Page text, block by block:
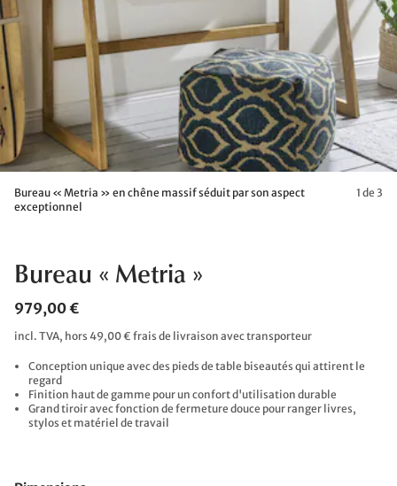
Bureau « Metria » en chêne massif séduit par son aspect
exceptionnel
1 de 3
Bureau « Metria »
979,00 €
incl. TVA, hors 49,00 € frais de livraison avec transporteur
Conception unique avec des pieds de table biseautés qui attirent le
regard
Finition haut de gamme pour un confort d'utilisation durable
Grand tiroir avec fonction de fermeture douce pour ranger livres,
stylos et matériel de travail